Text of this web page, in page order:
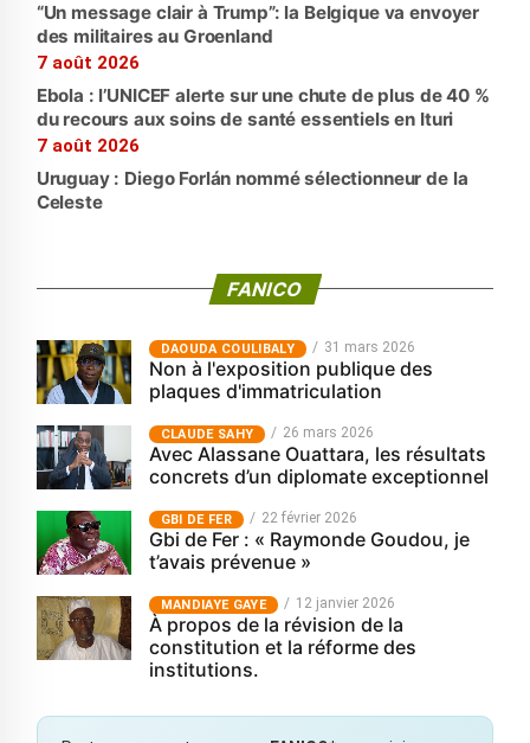
“Un message clair à Trump”: la Belgique va envoyer
des militaires au Groenland
7 août 2026
Ebola : l’UNICEF alerte sur une chute de plus de 40 %
du recours aux soins de santé essentiels en Ituri
7 août 2026
Uruguay : Diego Forlán nommé sélectionneur de la
Celeste
FANICO
‎DAOUDA COULIBALY 31 mars 2026
Non à l'exposition publique des
plaques d'immatriculation
CLAUDE SAHY 26 mars 2026
Avec Alassane Ouattara, les résultats
concrets d’un diplomate exceptionnel
GBI DE FER 22 février 2026
Gbi de Fer : « Raymonde Goudou, je
t’avais prévenue »
MANDIAYE GAYE 12 janvier 2026
À propos de la révision de la
constitution et la réforme des
institutions.